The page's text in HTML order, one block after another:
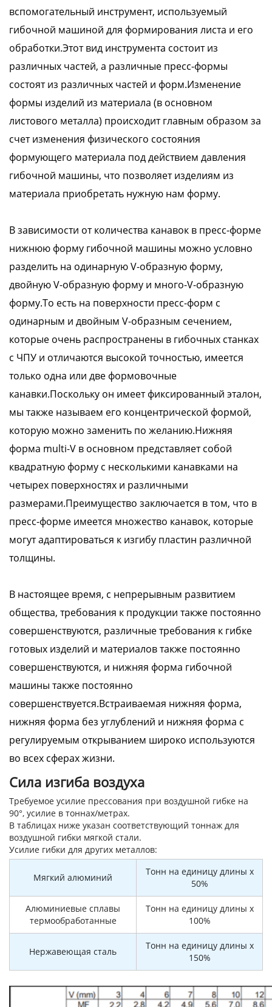
вспомогательный инструмент, используемый
гибочной машиной для формирования листа и его
обработки.Этот вид инструмента состоит из
различных частей, а различные пресс-формы
состоят из различных частей и форм.Изменение
формы изделий из материала (в основном
листового металла) происходит главным образом за
счет изменения физического состояния
формующего материала под действием давления
гибочной машины, что позволяет изделиям из
материала приобретать нужную нам форму.
В зависимости от количества канавок в пресс-форме
нижнюю форму гибочной машины можно условно
разделить на одинарную V-образную форму,
двойную V-образную форму и много-V-образную
форму.То есть на поверхности пресс-форм с
одинарным и двойным V-образным сечением,
которые очень распространены в гибочных станках
с ЧПУ и отличаются высокой точностью, имеется
только одна или две формовочные
канавки.Поскольку он имеет фиксированный эталон,
мы также называем его концентрической формой,
которую можно заменить по желанию.Нижняя
форма multi-V в основном представляет собой
квадратную форму с несколькими канавками на
четырех поверхностях и различными
размерами.Преимущество заключается в том, что в
пресс-форме имеется множество канавок, которые
могут адаптироваться к изгибу пластин различной
толщины.
В настоящее время, с непрерывным развитием
общества, требования к продукции также постоянно
совершенствуются, различные требования к гибке
готовых изделий и материалов также постоянно
совершенствуются, и нижняя форма гибочной
машины также постоянно
совершенствуется.Встраиваемая нижняя форма,
нижняя форма без углублений и нижняя форма с
регулируемым открыванием широко используются
во всех сферах жизни.
Сила изгиба воздуха
Требуемое усилие прессования при воздушной гибке на
90°, усилие в тоннах/метрах.
В таблицах ниже указан соответствующий тоннаж для
воздушной гибки мягкой стали.
Усилие гибки для других металлов:
Мягкий алюминий
Тонн на единицу длины x
50%
Алюминиевые сплавы
термообработанные
Тонн на единицу длины x
100%
Нержавеющая сталь
Тонн на единицу длины x
150%